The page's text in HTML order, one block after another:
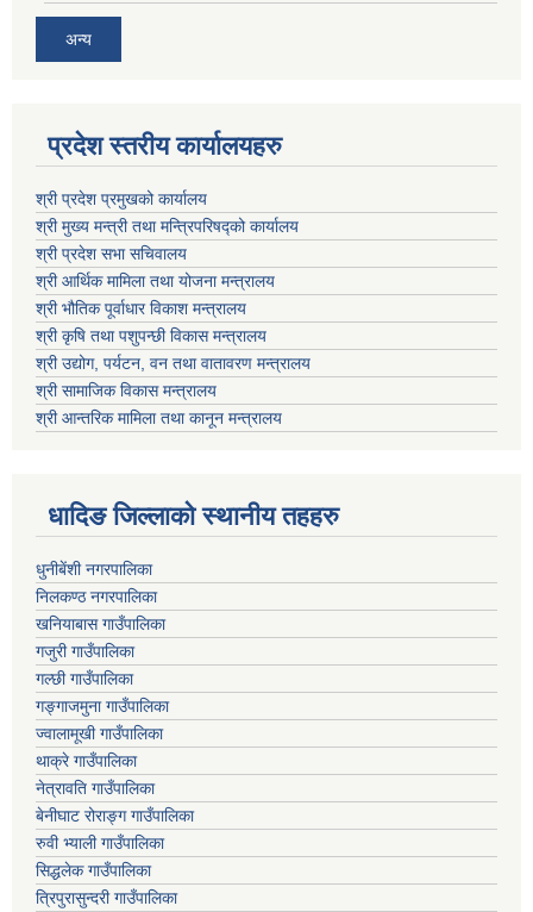
अन्य
प्रदेश स्तरीय कार्यालयहरु
श्री प्रदेश प्रमुखको कार्यालय
श्री मुख्य मन्त्री तथा मन्त्रिपरिषद्को कार्यालय
श्री प्रदेश सभा सचिवालय
श्री आर्थिक मामिला तथा योजना मन्त्रालय
श्री भौतिक पूर्वाधार विकाश मन्त्रालय
श्री कृषि तथा पशुपन्छी विकास मन्त्रालय
श्री उद्योग, पर्यटन, वन तथा वातावरण मन्त्रालय
श्री सामाजिक विकास मन्त्रालय
श्री आन्तरिक मामिला तथा कानून मन्त्रालय
धादिङ जिल्लाकाे स्थानीय तहहरु
धुनीबेंशी नगरपालिका
निलकण्ठ नगरपालिका
खनियाबास गाउँपालिका
गजुरी गाउँपालिका
गल्छी गाउँपालिका
गङ्गाजमुना गाउँपालिका
ज्वालामूखी गाउँपालिका
थाक्रे गाउँपालिका
नेत्रावति गाउँपालिका
बेनीघाट रोराङ्ग गाउँपालिका
रुवी भ्याली गाउँपालिका
सिद्धलेक गाउँपालिका
त्रिपुरासुन्दरी गाउँपालिका